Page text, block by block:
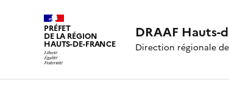
PRÉFET
DE LA RÉGION
HAUTS-DE-FRANCE
DRAAF Hauts-
Direction régionale